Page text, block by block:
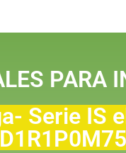
PARA
Serie IS
D1R1P0M75